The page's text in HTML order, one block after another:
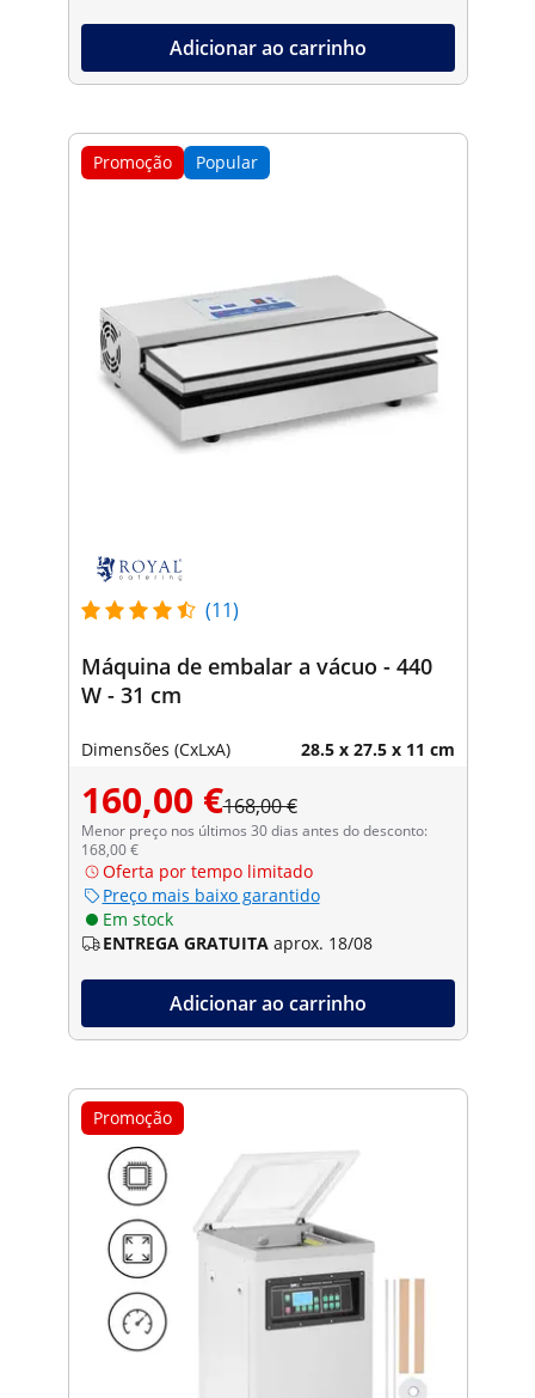
Adicionar ao carrinho
Promoção Popular
(11)
Máquina de embalar a vácuo - 440
W - 31 cm
Dimensões (CxLxA) 28.5 x 27.5 x 11 cm
160,00 €168,00 €
Menor preço nos últimos 30 dias antes do desconto:
168,00 €
Oferta por tempo limitado
Preço mais baixo garantido
Em stock
ENTREGA GRATUITA aprox. 18/08
Adicionar ao carrinho
Promoção